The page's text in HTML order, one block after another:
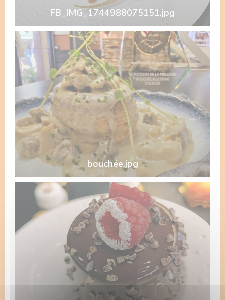
FB_IMG_1744988075151.jpg
bouchée.jpg